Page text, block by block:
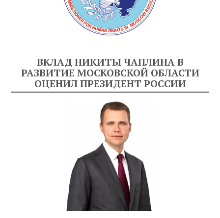
ВКЛАД НИКИТЫ ЧАПЛИНА В
РАЗВИТИЕ МОСКОВСКОЙ ОБЛАСТИ
ОЦЕНИЛ ПРЕЗИДЕНТ РОССИИ